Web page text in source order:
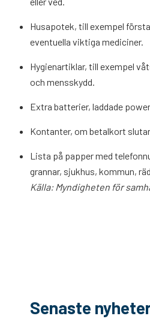
Husapotek, till exempel
eventuella viktiga mediciner.
Hygienartiklar, till exempel
och mensskydd.
Extra batterier, laddade
Kontanter, om betalkort
Lista på papper med
grannar, sjukhus, kommun,
Källa: Myndigheten för
Senaste